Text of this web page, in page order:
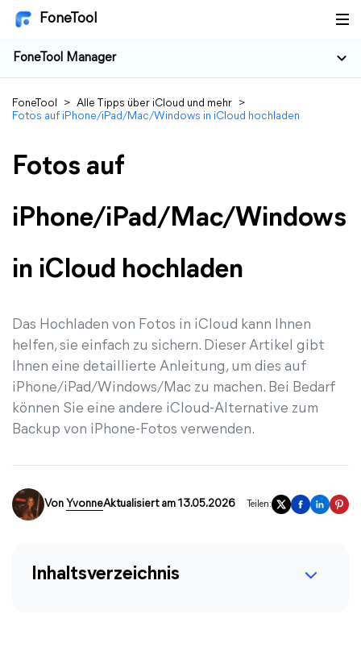
FoneTool
FoneTool Manager
FoneTool > Alle Tipps über iCloud und mehr >
Fotos auf iPhone/iPad/Mac/Windows in iCloud hochladen
Fotos auf
iPhone/iPad/Mac/Windows
in iCloud hochladen
Das Hochladen von Fotos in iCloud kann Ihnen
helfen, sie einfach zu sichern. Dieser Artikel gibt
Ihnen eine detaillierte Anleitung, um dies auf
iPhone/iPad/Windows/Mac zu machen. Bei Bedarf
können Sie eine andere iCloud-Alternative zum
Backup von iPhone-Fotos verwenden.
Von YvonneAktualisiert am 13.05.2026 Teilen:
Inhaltsverzeichnis